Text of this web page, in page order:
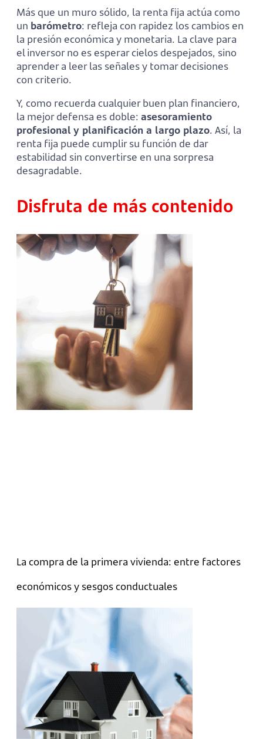
Más que un muro sólido, la renta fija actúa como
un barómetro: refleja con rapidez los cambios en
la presión económica y monetaria. La clave para
el inversor no es esperar cielos despejados, sino
aprender a leer las señales y tomar decisiones
con criterio.
Y, como recuerda cualquier buen plan financiero,
la mejor defensa es doble: asesoramiento
profesional y planificación a largo plazo. Así, la
renta fija puede cumplir su función de dar
estabilidad sin convertirse en una sorpresa
desagradable.
Disfruta de más contenido
La compra de la primera vivienda: entre factores
económicos y sesgos conductuales